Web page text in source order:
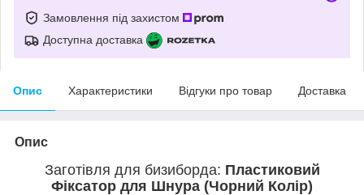
Замовлення під захистом
Доступна доставка
Опис Характеристики Відгуки про товар Доставка
Опис
Заготівля для бизиборда: Пластиковий
Фіксатор для Шнура (Чорний Колір)